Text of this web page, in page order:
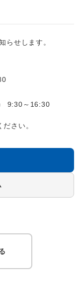
らせします。
9:30～16:30
さい。